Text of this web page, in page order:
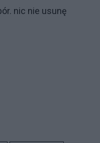
nic nie usunę